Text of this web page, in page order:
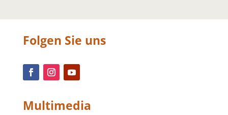
Folgen Sie uns
Multimedia